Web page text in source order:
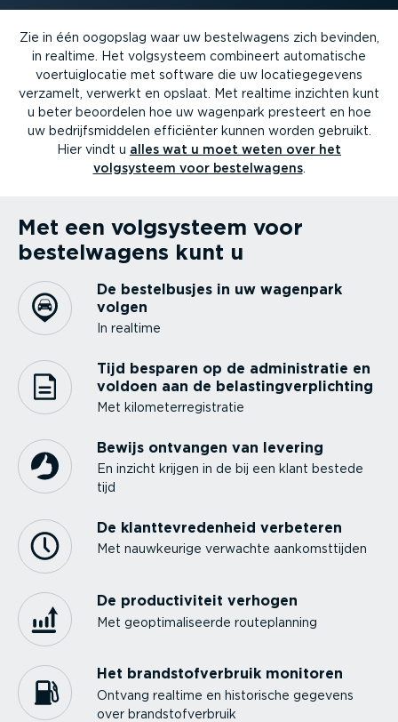
Zie in één oogopslag waar uw bestel­wagens zich bevinden,
in realtime. Het volgsysteem combineert automa­tische
voertuig­lo­catie met software die uw locatie­ge­gevens
verzamelt, verwerkt en opslaat. Met realtime inzichten kunt
u beter beoordelen hoe uw wagenpark presteert en hoe
uw bedrijfs­mid­delen efficiënter kunnen worden gebruikt.
Hier vindt u alles wat u moet weten over het
volgsysteem voor bestel­wagens.
Met een volgsysteem voor
bestel­wagens kunt u
De bestel­busjes in uw wagenpark
volgen
In realtime
Tijd besparen op de admini­stratie en
voldoen aan de belas­ting­ver­plichting
Met kilome­ter­re­gi­stratie
Bewijs ontvangen van levering
En inzicht krijgen in de bij een klant bestede
tijd
De klant­te­vre­denheid verbeteren
Met nauwkeurige verwachte aankomst­tijden
De produc­ti­viteit verhogen
Met geopti­ma­li­seerde route­planning
Het brand­stof­ver­bruik monitoren
Ontvang realtime en historische gegevens
over brand­stof­ver­bruik